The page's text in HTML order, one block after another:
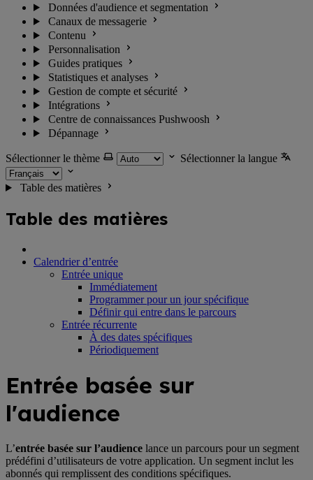
Données d'audience et segmentation
Canaux de messagerie
Contenu
Personnalisation
Guides pratiques
Statistiques et analyses
Gestion de compte et sécurité
Intégrations
Centre de connaissances Pushwoosh
Dépannage
Sélectionner le thème Sélectionner la langue
Table des matières
Table des matières
Calendrier d’entrée
Entrée unique
Immédiatement
Programmer pour un jour spécifique
Définir qui entre dans le parcours
Entrée récurrente
À des dates spécifiques
Périodiquement
Entrée basée sur
l'audience
L’entrée basée sur l’audience lance un parcours pour un segment
prédéfini d’utilisateurs de votre application. Un segment inclut les
abonnés qui remplissent des conditions spécifiques.